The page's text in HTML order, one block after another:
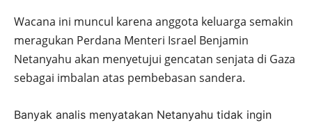
Wacana ini muncul karena anggota keluarga semakin
meragukan Perdana Menteri Israel Benjamin
Netanyahu akan menyetujui gencatan senjata di Gaza
sebagai imbalan atas pembebasan sandera.
Banyak analis menyatakan Netanyahu tidak ingin